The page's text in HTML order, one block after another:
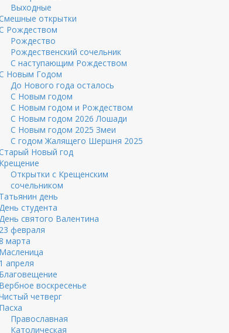
Выходные
открытки
Рождеством
Рождество
Рождественский сочельник
С наступающим Рождеством
Новым Годом
До Нового года осталось
С Новым годом
С Новым годом и Рождеством
С Новым годом 2026 Лошади
С Новым годом 2025 Змеи
С годом Жалящего Шершня 2025
Новый год
Крещение
Открытки с Крещенским
сочельником
Татьянин день
студента
святого Валентина
23 февраля
марта
Масленица
1 апреля
Благовещение
Вербное воскресенье
четверг
Пасха
Православная
Католическая